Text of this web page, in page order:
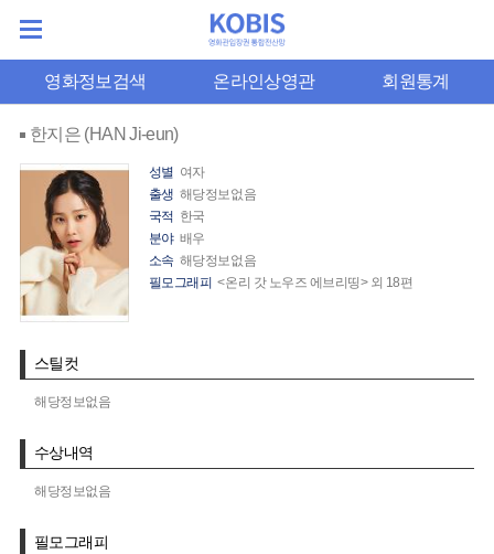
영화정보검색 온라인상영관 회원통계
한지은 (HAN Ji-eun)
성별 여자
출생 해당정보없음
국적 한국
분야 배우
소속 해당정보없음
필모그래피 <온리 갓 노우즈 에브리띵> 외 18편
스틸컷
해당정보없음
수상내역
해당정보없음
필모그래피